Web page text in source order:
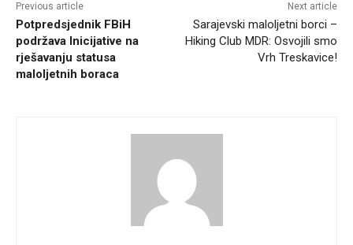
Previous article
Potpredsjednik FBiH
podržava Inicijative na
rješavanju statusa
maloljetnih boraca
Next article
Sarajevski maloljetni borci –
Hiking Club MDR: Osvojili smo
Vrh Treskavice!